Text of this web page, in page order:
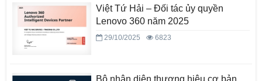
Việt Tứ Hải – Đối tác ủy quyền
Lenovo 360 năm 2025
29/10/2025 6823
Bộ nhận diện thương hiệu cơ bản